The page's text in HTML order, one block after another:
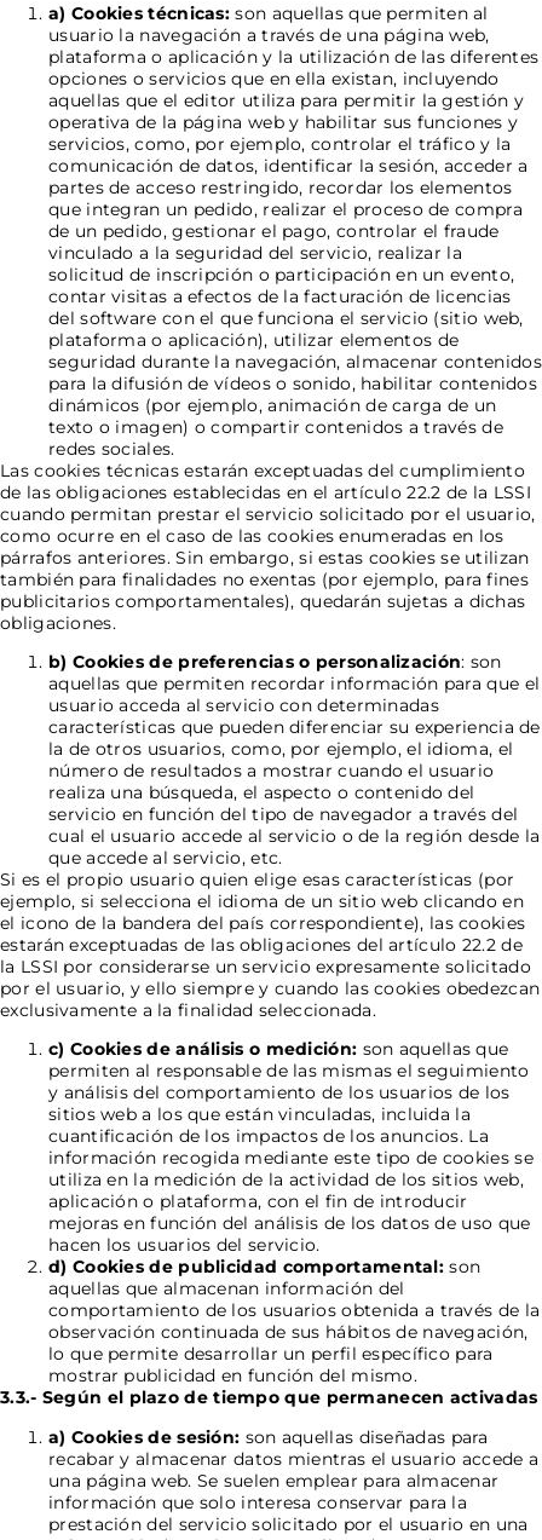
a) Cookies técnicas: son aquellas que permiten al
usuario la navegación a través de una página web,
plataforma o aplicación y la utilización de las diferentes
opciones o servicios que en ella existan, incluyendo
aquellas que el editor utiliza para permitir la gestión y
operativa de la página web y habilitar sus funciones y
servicios, como, por ejemplo, controlar el tráfico y la
comunicación de datos, identificar la sesión, acceder a
partes de acceso restringido, recordar los elementos
que integran un pedido, realizar el proceso de compra
de un pedido, gestionar el pago, controlar el fraude
vinculado a la seguridad del servicio, realizar la
solicitud de inscripción o participación en un evento,
contar visitas a efectos de la facturación de licencias
del software con el que funciona el servicio (sitio web,
plataforma o aplicación), utilizar elementos de
seguridad durante la navegación, almacenar contenidos
para la difusión de vídeos o sonido, habilitar contenidos
dinámicos (por ejemplo, animación de carga de un
texto o imagen) o compartir contenidos a través de
redes sociales.
Las cookies técnicas estarán exceptuadas del cumplimiento
de las obligaciones establecidas en el artículo 22.2 de la LSSI
cuando permitan prestar el servicio solicitado por el usuario,
como ocurre en el caso de las cookies enumeradas en los
párrafos anteriores. Sin embargo, si estas cookies se utilizan
también para finalidades no exentas (por ejemplo, para fines
publicitarios comportamentales), quedarán sujetas a dichas
obligaciones.
b) Cookies de preferencias o personalización: son
aquellas que permiten recordar información para que el
usuario acceda al servicio con determinadas
características que pueden diferenciar su experiencia de
la de otros usuarios, como, por ejemplo, el idioma, el
número de resultados a mostrar cuando el usuario
realiza una búsqueda, el aspecto o contenido del
servicio en función del tipo de navegador a través del
cual el usuario accede al servicio o de la región desde la
que accede al servicio, etc.
Si es el propio usuario quien elige esas características (por
ejemplo, si selecciona el idioma de un sitio web clicando en
el icono de la bandera del país correspondiente), las cookies
estarán exceptuadas de las obligaciones del artículo 22.2 de
la LSSI por considerarse un servicio expresamente solicitado
por el usuario, y ello siempre y cuando las cookies obedezcan
exclusivamente a la finalidad seleccionada.
c) Cookies de análisis o medición: son aquellas que
permiten al responsable de las mismas el seguimiento
y análisis del comportamiento de los usuarios de los
sitios web a los que están vinculadas, incluida la
cuantificación de los impactos de los anuncios. La
información recogida mediante este tipo de cookies se
utiliza en la medición de la actividad de los sitios web,
aplicación o plataforma, con el fin de introducir
mejoras en función del análisis de los datos de uso que
hacen los usuarios del servicio.
d) Cookies de publicidad comportamental: son
aquellas que almacenan información del
comportamiento de los usuarios obtenida a través de la
observación continuada de sus hábitos de navegación,
lo que permite desarrollar un perfil específico para
mostrar publicidad en función del mismo.
3.3.- Según el plazo de tiempo que permanecen activadas
a) Cookies de sesión: son aquellas diseñadas para
recabar y almacenar datos mientras el usuario accede a
una página web. Se suelen emplear para almacenar
información que solo interesa conservar para la
prestación del servicio solicitado por el usuario en una